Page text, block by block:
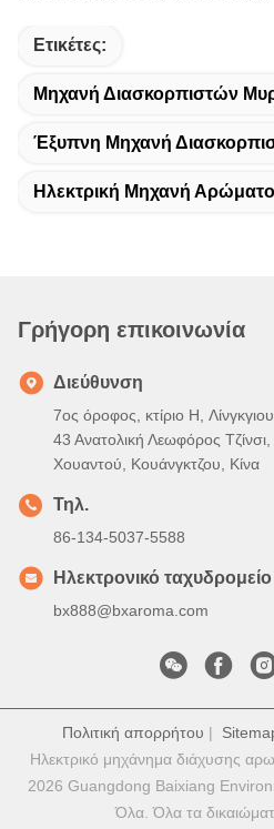
Ετικέτες:
Μηχανή Διασκορπιστών
Έξυπνη Μηχανή
Ηλεκτρική Μηχανή
Γρήγορη επικοινωνία
Διεύθυνση
7ος όροφος, κτίριο H,
43 Ανατολική Λεωφόρος
Χουαντού, Κουάνγκτζου, Κίνα
Τηλ.
86-134-5037-5588
Ηλεκτρονικό ταχυδρομείο
bx888@bxaroma.com
Πολιτική απορρήτου |
Ηλεκτρικό μηχάνημα διάχυσης
2026 Guangdong Baixiang
Όλα. Όλα τα